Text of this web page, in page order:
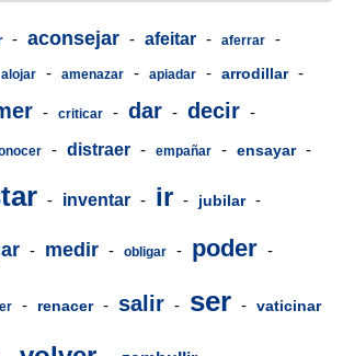
- aconsejar - afeitar - aferrar -
alojar - amenazar - apiadar - arrodillar -
- criticar - dar - decir -
- distraer - empañar - ensayar -
- inventar - ir - jubilar -
- medir - obligar - poder -
- renacer - salir - ser - vaticinar